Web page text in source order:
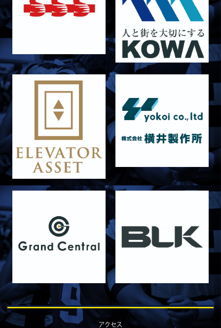
2026/06/16
STAFF blog
STAFF blog
6月13日 名城大学
2026/06/12
STAFF blog
【Rits Familyのバトン】vol. 1 北村瞬太郎
【「イヤーブック2026」にお名前を掲載／サポ
ーター募集のお知らせ】
2026/05/31
STAFF blog
5月31日 関西学院大学AB
2026/05/31
STAFF blog
5月30日 関西学院大学CD
STAFF blog
2026/05/26
STAFF blog
5月24日 京都産業大学
2026/05/23
STAFF blog
5月23日 京都産業大学BC
STAFF blog
BKCウェルカムデー2026のお知らせ
2026/05/13
STAFF blog
5月9日 立命ラグビー祭
アクセス